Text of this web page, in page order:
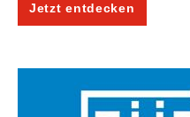
Jetzt entdecken